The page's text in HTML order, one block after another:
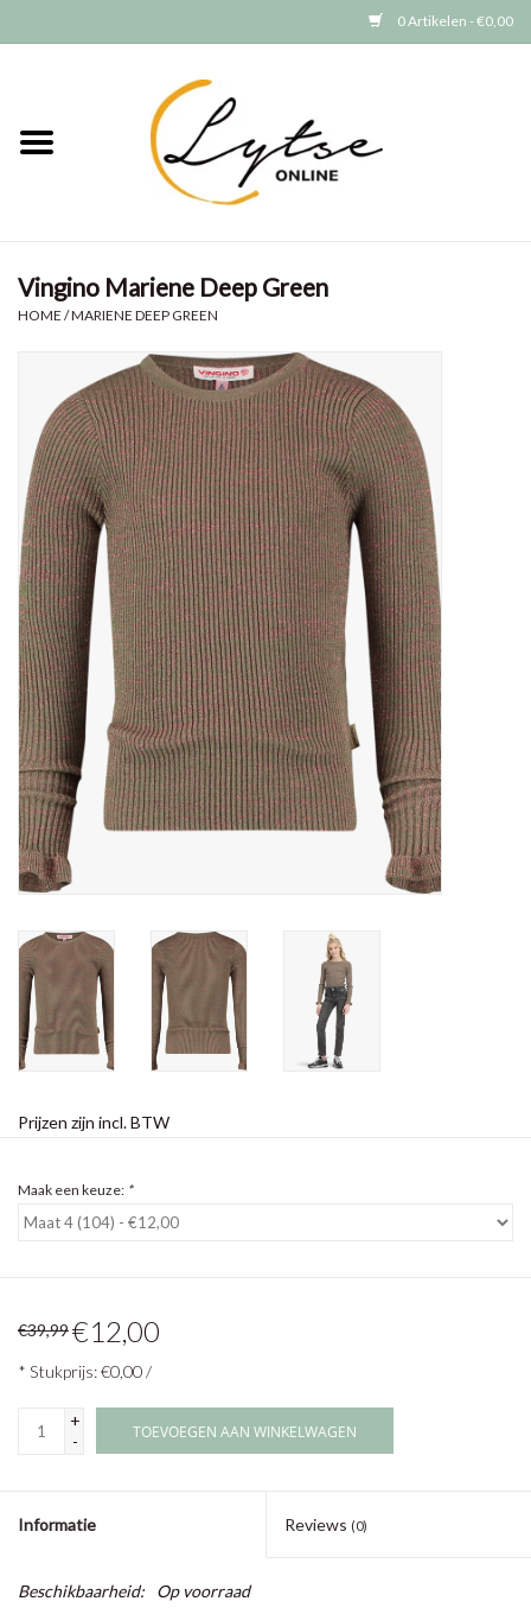
0 Artikelen - €0,00
Meisjes
GRATIS VERZENDEN (vanaf EUR
15)
Vingino Mariene Deep Green
HOME /MARIENE DEEP GREEN
Prijzen zijn incl. BTW
Maak een keuze: *
€39,99€12,00
* Stukprijs: €0,00 /
+
-
TOEVOEGEN AAN WINKELWAGEN
Informatie Reviews (0)
Beschikbaarheid: Op voorraad